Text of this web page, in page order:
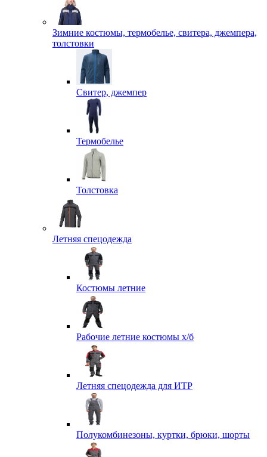
Зимние костюмы, термобелье, свитера, джемпера,
толстовки
Свитер, джемпер
Термобелье
Толстовка
Летняя спецодежда
Костюмы летние
Рабочие летние костюмы х/б
Летняя спецодежда для ИТР
Полукомбинезоны, куртки, брюки, шорты